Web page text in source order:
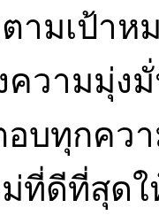
ามเป้า
ความมุ่ง
บทุกคว
ที่ดีที่สุดใ